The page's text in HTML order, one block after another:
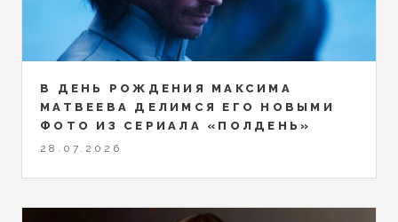
В ДЕНЬ РОЖДЕНИЯ МАКСИМА
МАТВЕЕВА ДЕЛИМСЯ ЕГО НОВЫМИ
ФОТО ИЗ СЕРИАЛА «ПОЛДЕНЬ»
28.07.2026